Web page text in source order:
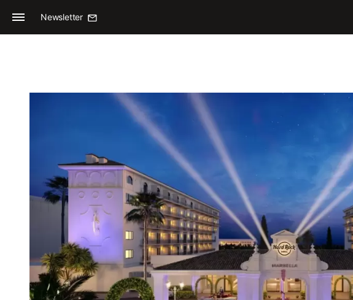
Newsletter